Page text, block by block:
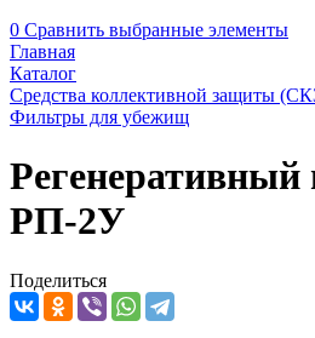
0 Сравнить выбранные элементы
Главная
Каталог
Средства коллективной защиты
Фильтры для убежищ
Регенеративный
РП-2У
Поделиться